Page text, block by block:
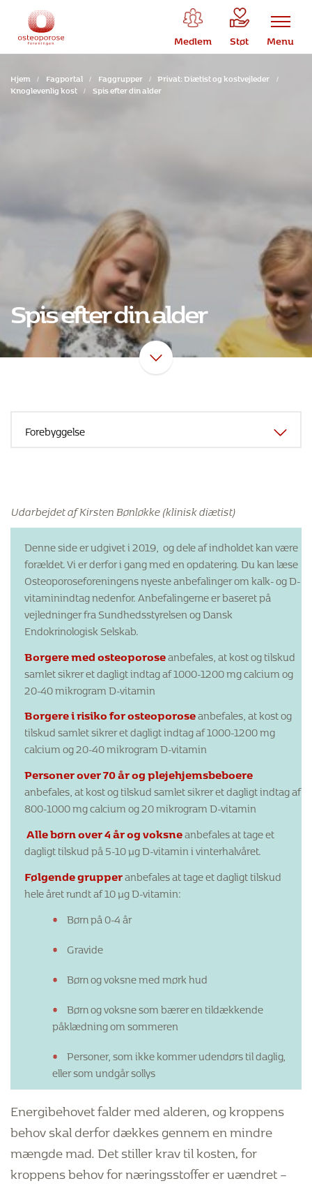
Medlem Støt Menu
Hjem / Fagportal / Faggrupper / Privat: Diætist og kostvejleder /
Knoglevenlig kost / Spis efter din alder
Spis efter din alder
Udarbejdet af Kirsten Bønløkke (klinisk diætist)
Denne side er udgivet i 2019, og dele af indholdet kan være
forældet. Vi er derfor i gang med en opdatering. Du kan læse
Osteoporoseforeningens nyeste anbefalinger om kalk- og D-
vitaminindtag nedenfor. Anbefalingerne er baseret på
vejledninger fra Sundhedsstyrelsen og Dansk
Endokrinologisk Selskab.
Borgere med osteoporoseanbefales, at kost og tilskud
samlet sikrer et dagligt indtag af 1000-1200 mg calcium og
20-40 mikrogram D-vitamin
Borgere i risiko for osteoporoseanbefales, at kost og
tilskud samlet sikrer et dagligt indtag af 1000-1200 mg
calcium og 20-40 mikrogram D-vitamin
Personer over 70 år og plejehjemsbeboere
anbefales, at kost og tilskud samlet sikrer et dagligt indtag af
800-1000 mg calcium og 20 mikrogram D-vitamin
Alle børn over 4 år og voksneanbefales at tage et
dagligt tilskud på 5-10 µg D-vitamin i vinterhalvåret.
Følgende grupperanbefales at tage et dagligt tilskud
hele året rundt af 10 µg D-vitamin:
Børn på 0-4 år
Gravide
Børn og voksne med mørk hud
Børn og voksne som bærer en tildækkende
påklædning om sommeren
Personer, som ikke kommer udendørs til daglig,
eller som undgår sollys
Energibehovet falder med alderen, og kroppens
behov skal derfor dækkes gennem en mindre
mængde mad. Det stiller krav til kosten, for
kroppens behov for næringsstoffer er uændret –